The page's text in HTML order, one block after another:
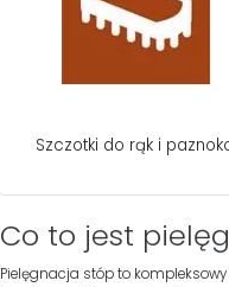
Szczotki do rąk i
Co to jest
Pielęgnacja stóp to